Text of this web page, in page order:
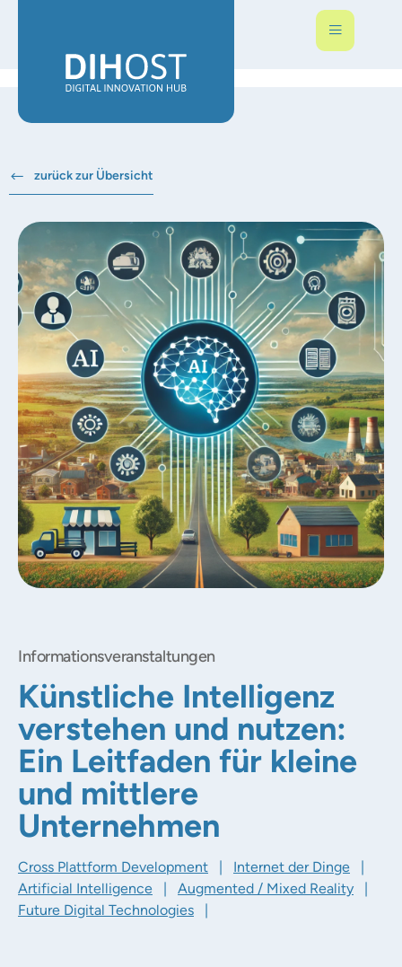
zurück zur Übersicht
Informationsveranstaltungen
Künstliche Intelligenz
verstehen und nutzen:
Ein Leitfaden für kleine
und mittlere
Unternehmen
Cross Plattform Development | Internet der Dinge |
Artificial Intelligence | Augmented / Mixed Reality |
Future Digital Technologies |